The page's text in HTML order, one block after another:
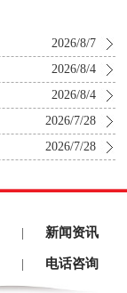
2026/8/7
2026/8/4
2026/8/4
2026/7/28
2026/7/28
新闻资讯
电话咨询